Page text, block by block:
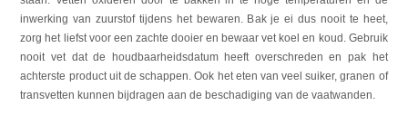
inwerking van zuurstof tijdens het bewaren. Bak je ei dus nooit te heet,
zorg het liefst voor een zachte dooier en bewaar vet koel en koud. Gebruik
nooit vet dat de houdbaarheidsdatum heeft overschreden en pak het
achterste product uit de schappen. Ook het eten van veel suiker, granen of
transvetten kunnen bijdragen aan de beschadiging van de vaatwanden.